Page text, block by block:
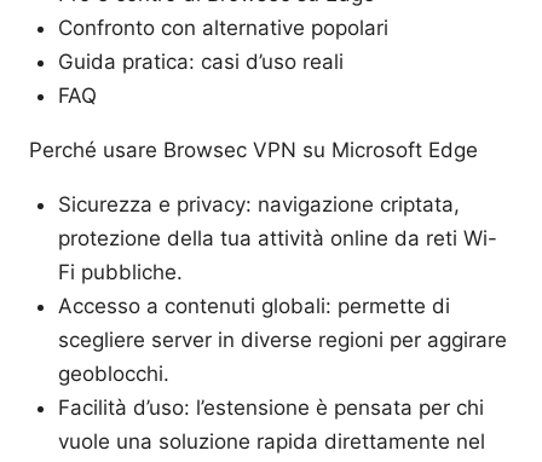
Confronto con alternative popolari
Guida pratica: casi d’uso reali
FAQ
Perché usare Browsec VPN su Microsoft Edge
Sicurezza e privacy: navigazione criptata,
protezione della tua attività online da reti Wi-
Fi pubbliche.
Accesso a contenuti globali: permette di
scegliere server in diverse regioni per aggirare
geoblocchi.
Facilità d’uso: l’estensione è pensata per chi
vuole una soluzione rapida direttamente nel